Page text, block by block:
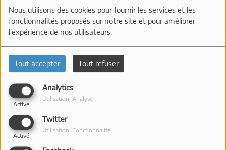
Nous utilisons des cookies pour fournir les services et les
fonctionnalités proposés sur notre site et pour améliorer
l'expérience de nos utilisateurs.
Tout accepter Tout refuser
Analytics
Activé
Utilisation: Analyse
Twitter
Activé
Utilisation: Fonctionnalité